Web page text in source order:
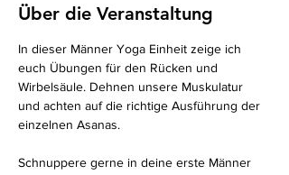
Über die Veranstaltung
In dieser Männer Yoga Einheit zeige ich
euch Übungen für den Rücken und
Wirbelsäule. Dehnen unsere Muskulatur
und achten auf die richtige Ausführung der
einzelnen Asanas.
Schnuppere gerne in deine erste Männer